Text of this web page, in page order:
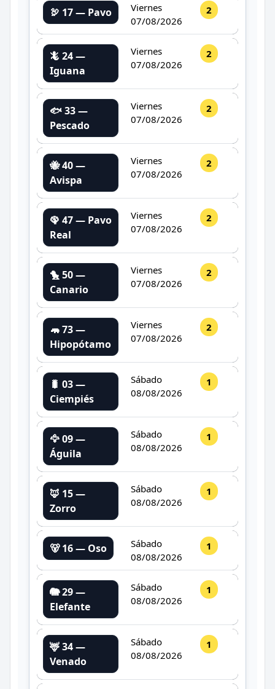
🦃 17 — Pavo
Viernes
07/08/2026
2
🦎 24 —
Iguana
Viernes
07/08/2026
2
🐟 33 —
Pescado
Viernes
07/08/2026
2
🐝 40 —
Avispa
Viernes
07/08/2026
2
🦚 47 — Pavo
Real
Viernes
07/08/2026
2
🐤 50 —
Canario
Viernes
07/08/2026
2
🦛 73 —
Hipopótamo
Viernes
07/08/2026
2
🐛 03 —
Ciempiés
Sábado
08/08/2026
1
🦅 09 —
Águila
Sábado
08/08/2026
1
🦊 15 —
Zorro
Sábado
08/08/2026
1
🐻 16 — Oso
Sábado
08/08/2026
1
🐘 29 —
Elefante
Sábado
08/08/2026
1
🦌 34 —
Venado
Sábado
08/08/2026
1